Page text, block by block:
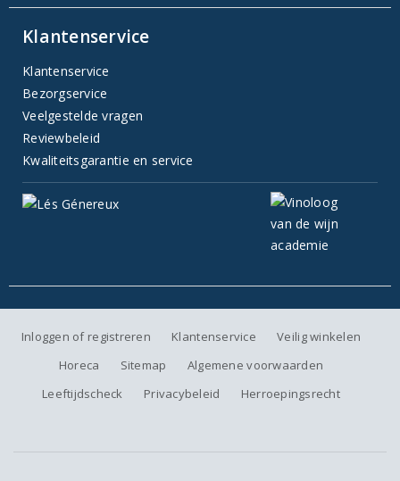
Klantenservice
Klantenservice
Bezorgservice
Veelgestelde vragen
Reviewbeleid
Kwaliteitsgarantie en service
Inloggen of registreren Klantenservice
Veilig winkelen
Horeca
Sitemap
Algemene voorwaarden
Leeftijdscheck
Privacybeleid Herroepingsrecht